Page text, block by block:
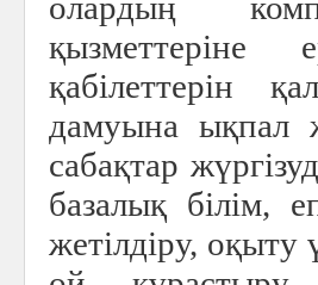
қызметтеріне
қабілеттерін
дамуына ықпал
сабақтар
базалық білім,
жетілдіру, оқыту